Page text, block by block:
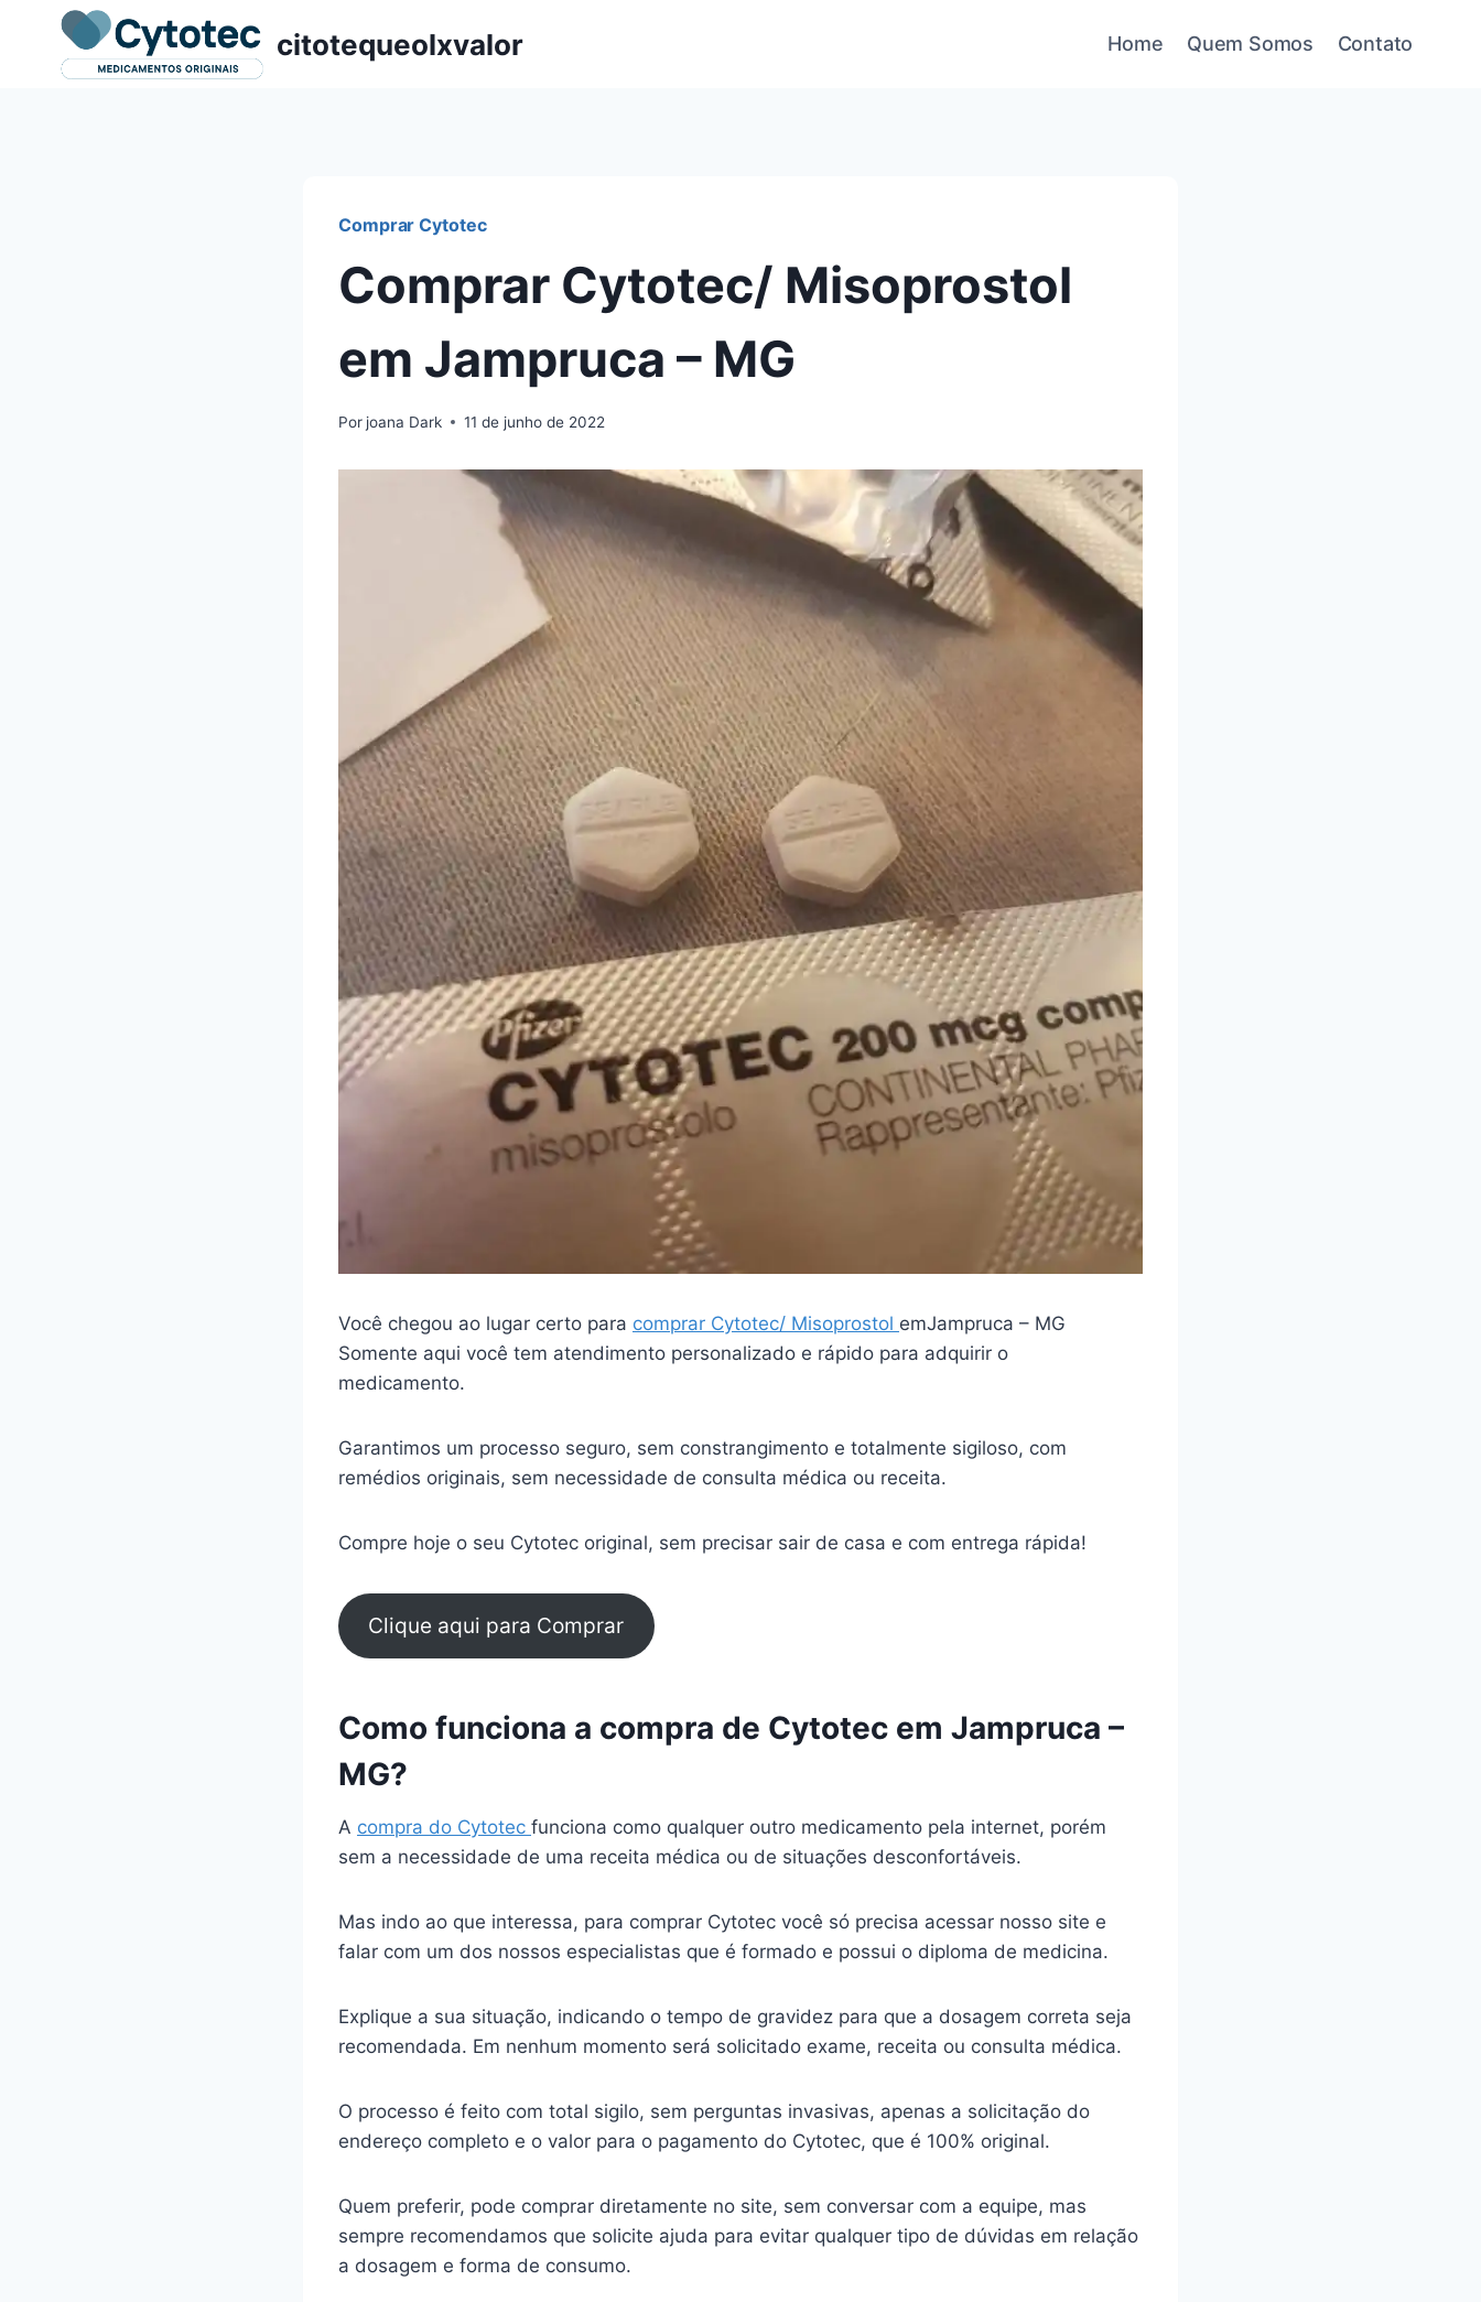
citotequeolxvalor Home Quem Somos Contato
Comprar Cytotec
Comprar Cytotec/ Misoprostol
em Jampruca – MG
Por joana Dark 11 de junho de 2022
Você chegou ao lugar certo para comprar Cytotec/ Misoprostol emJampruca – MG
Somente aqui você tem atendimento personalizado e rápido para adquirir o
medicamento.
Garantimos um processo seguro, sem constrangimento e totalmente sigiloso, com
remédios originais, sem necessidade de consulta médica ou receita.
Compre hoje o seu Cytotec original, sem precisar sair de casa e com entrega rápida!
Clique aqui para Comprar
Como funciona a compra de Cytotec em Jampruca –
MG?
A compra do Cytotec funciona como qualquer outro medicamento pela internet, porém
sem a necessidade de uma receita médica ou de situações desconfortáveis.
Mas indo ao que interessa, para comprar Cytotec você só precisa acessar nosso site e
falar com um dos nossos especialistas que é formado e possui o diploma de medicina.
Explique a sua situação, indicando o tempo de gravidez para que a dosagem correta seja
recomendada. Em nenhum momento será solicitado exame, receita ou consulta médica.
O processo é feito com total sigilo, sem perguntas invasivas, apenas a solicitação do
endereço completo e o valor para o pagamento do Cytotec, que é 100% original.
Quem preferir, pode comprar diretamente no site, sem conversar com a equipe, mas
sempre recomendamos que solicite ajuda para evitar qualquer tipo de dúvidas em relação
a dosagem e forma de consumo.